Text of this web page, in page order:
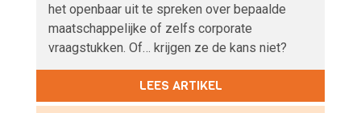
het openbaar uit te spreken over bepaalde
maatschappelijke of zelfs corporate
vraagstukken. Of… krijgen ze de kans niet?
LEES ARTIKEL